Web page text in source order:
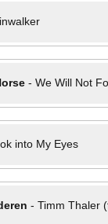
- We Will Not
into My Eyes
- Timm Thaler